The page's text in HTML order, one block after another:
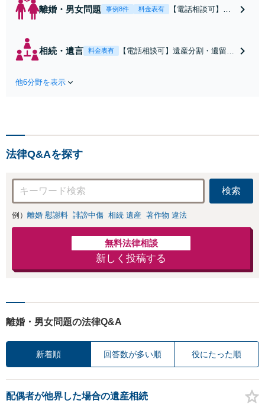
離婚・男女問題 事例8件 料金表有
【電話相談可】不
離婚に関するご相
相続・遺言 料金表有
【電話相談可】遺産分割・遺留
ぞお電話ください。
他6分野を表示
法律Q&Aを探す
検索
例） 離婚 慰謝料 誹謗中傷 相続 遺産 著作物 違法
無料法律相談
新しく投稿する
離婚・男女問題の法律Q&A
新着順 回答数が多い順 役にたった順
配偶者が他界した場合の遺産相続